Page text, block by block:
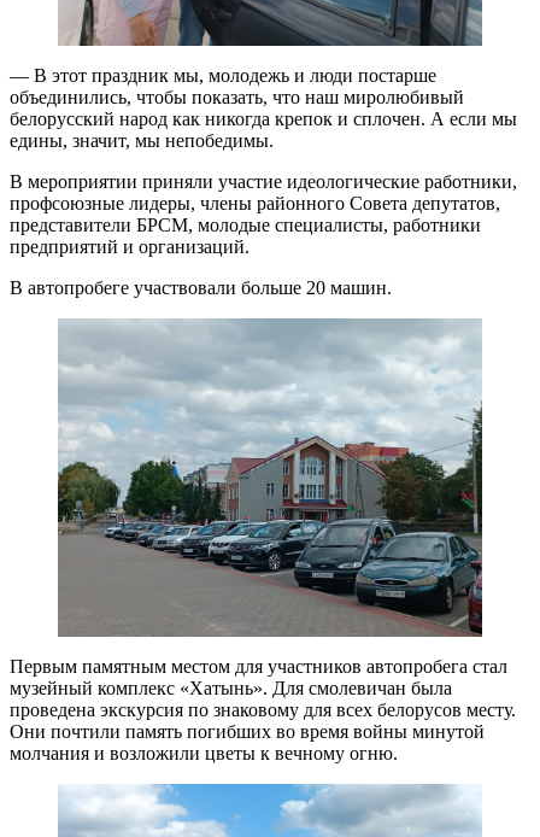
— В этот праздник мы, молодежь и люди постарше
объединились, чтобы показать, что наш миролюбивый
белорусский народ как никогда крепок и сплочен. А если мы
едины, значит, мы непобедимы.
В мероприятии приняли участие идеологические работники,
профсоюзные лидеры, члены районного Совета депутатов,
представители БРСМ, молодые специалисты, работники
предприятий и организаций.
В автопробеге участвовали больше 20 машин.
Первым памятным местом для участников автопробега стал
музейный комплекс «Хатынь». Для смолевичан была
проведена экскурсия по знаковому для всех белорусов месту.
Они почтили память погибших во время войны минутой
молчания и возложили цветы к вечному огню.